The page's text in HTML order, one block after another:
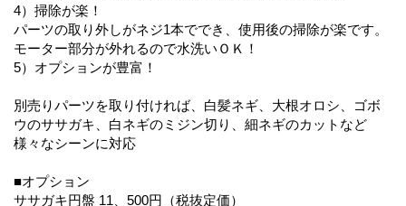
4）掃除が楽！
パーツの取り外しがネジ1本ででき、使用後の掃除が楽です。
モーター部分が外れるので水洗いＯＫ！
5）オプションが豊富！
別売りパーツを取り付ければ、白髪ネギ、大根オロシ、ゴボ
ウのササガキ、白ネギのミジン切り、細ネギのカットなど
様々なシーンに対応
■オプション
ササガキ円盤 11、500円（税抜定価）